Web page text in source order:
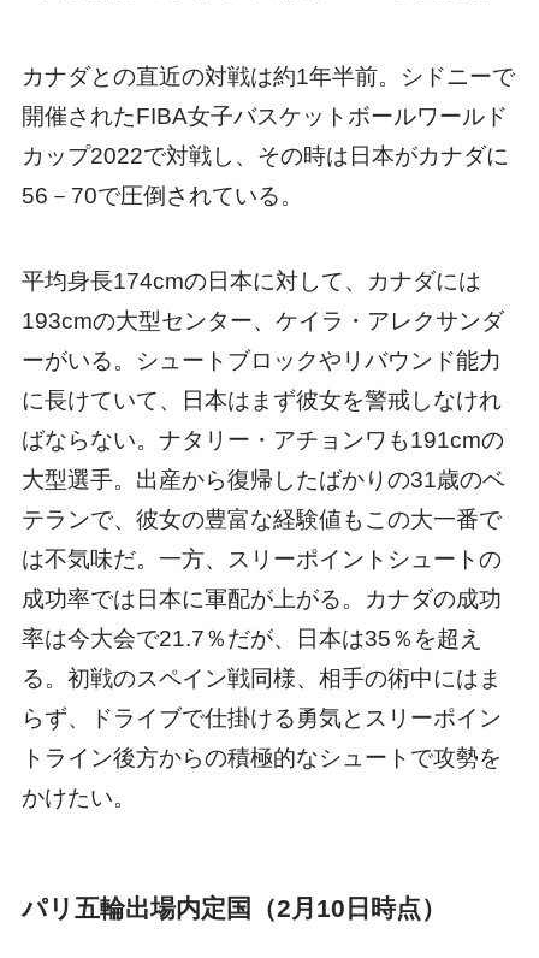
カナダとの直近の対戦は約1年半前。シドニーで
開催されたFIBA女子バスケットボールワールド
カップ2022で対戦し、その時は日本がカナダに
56－70で圧倒されている。
平均身長174cmの日本に対して、カナダには
193cmの大型センター、ケイラ・アレクサンダ
ーがいる。シュートブロックやリバウンド能力
に長けていて、日本はまず彼女を警戒しなけれ
ばならない。ナタリー・アチョンワも191cmの
大型選手。出産から復帰したばかりの31歳のベ
テランで、彼女の豊富な経験値もこの大一番で
は不気味だ。一方、スリーポイントシュートの
成功率では日本に軍配が上がる。カナダの成功
率は今大会で21.7％だが、日本は35％を超え
る。初戦のスペイン戦同様、相手の術中にはま
らず、ドライブで仕掛ける勇気とスリーポイン
トライン後方からの積極的なシュートで攻勢を
かけたい。
パリ五輪出場内定国（2月10日時点）